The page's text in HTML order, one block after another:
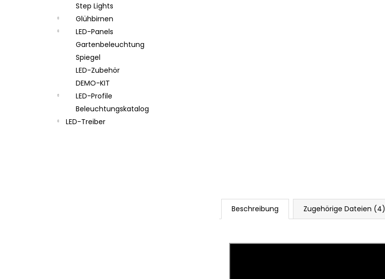
Step Lights
Glühbirnen
LED-Panels
Gartenbeleuchtung
Spiegel
LED-Zubehör
DEMO-KIT
LED-Profile
Beleuchtungskatalog
LED-Treiber
Beschreibung Zugehörige Dateien (4)